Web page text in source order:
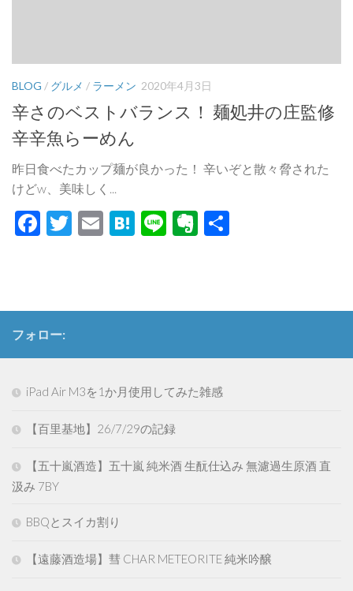
BLOG / グルメ / ラーメン 2020年4月3日
辛さのベストバランス！ 麺処井の庄監修
辛辛魚らーめん
昨日食べたカップ麺が良かった！ 辛いぞと散々脅された
けどw、美味しく...
Facebook
Twitter
EmailHatena
LineEvernote
フォロー:
iPad Air M3を1か月使用してみた雑感
【百里基地】26/7/29の記録
【五十嵐酒造】五十嵐 純米酒 生酛仕込み 無濾過生原酒 直
汲み 7BY
BBQとスイカ割り
【遠藤酒造場】彗 CHAR METEORITE 純米吟醸